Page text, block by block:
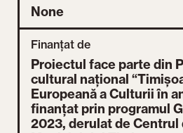
None
Finanțat de
Proiectul face parte din
cultural național
Europeană a Culturii în
finanțat prin programul
2023, derulat de Centrul